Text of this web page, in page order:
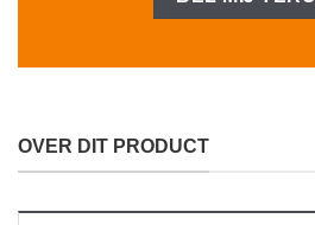
OVER DIT PRODUCT